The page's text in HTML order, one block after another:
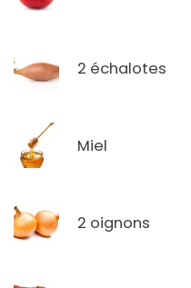
2 échalotes
Miel
2 oignons